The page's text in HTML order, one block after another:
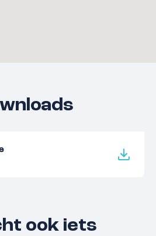
ook iets